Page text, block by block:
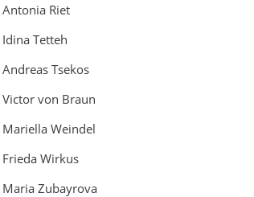
Antonia Riet
Idina Tetteh
Andreas Tsekos
Victor von Braun
Mariella Weindel
Frieda Wirkus
Maria Zubayrova